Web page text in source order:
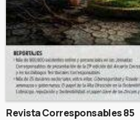
Revista Corresponsables 85